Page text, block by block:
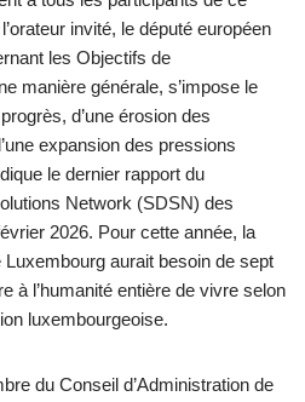
invité, le député européen
les Objectifs de
manière générale, s’impose le
d’une érosion des
expansion des pressions
le dernier rapport du
Network (SDSN) des
2026. Pour cette année, la
aurait besoin de sept
à l’humanité entière de vivre selon
luxembourgeoise.
du Conseil d’Administration de